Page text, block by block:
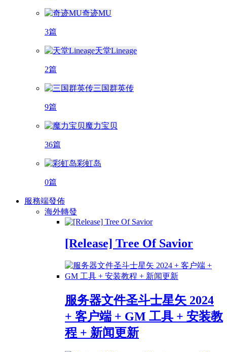
奇迹MU
3篇
天堂Lineage
2篇
三国群英传
9篇
魔力宝贝
36篇
彩虹岛
0篇
服務端發佈
海外轉發
[Release] Tree Of Savior
服务器文件圣斗士星矢 2024
+ 客户端 + GM 工具 + 安装教
程 + 新闻更新